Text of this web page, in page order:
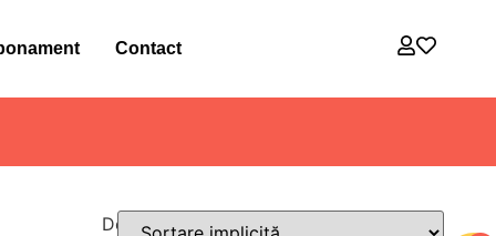
Contact
Descoperă